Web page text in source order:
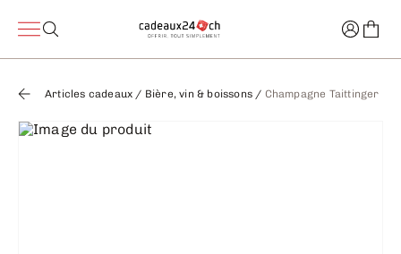
Articles cadeaux / Bière, vin & boissons / Champagne Taittinger